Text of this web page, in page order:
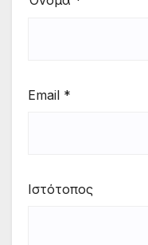
Email *
Ιστότοπος